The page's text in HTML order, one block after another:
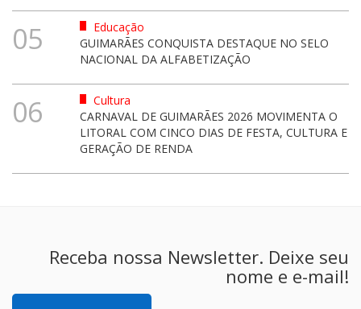
05
Educação
GUIMARÃES CONQUISTA DESTAQUE NO SELO
NACIONAL DA ALFABETIZAÇÃO
06
Cultura
CARNAVAL DE GUIMARÃES 2026 MOVIMENTA O
LITORAL COM CINCO DIAS DE FESTA, CULTURA E
GERAÇÃO DE RENDA
Receba nossa Newsletter. Deixe seu
nome e e-mail!